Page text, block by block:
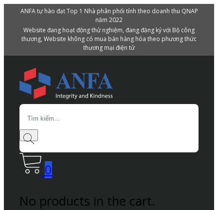
ANFA tự hào đạt Top 1 Nhà phân phối tính theo doanh thu QNAP
năm 2022
Website đang hoạt động thử nghiệm, đang đăng ký với Bộ công
thương, Website không có mua bán hàng hóa theo phương thức
thương mại điện tử
Search
0
No products in the cart.